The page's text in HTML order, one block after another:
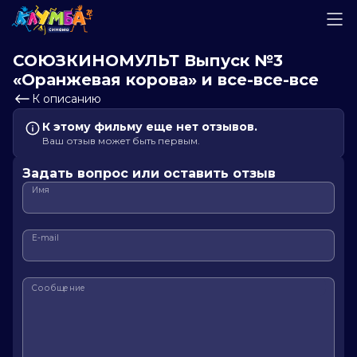
СОЮЗКИНОМУЛЬТ Выпуск №3
«Оранжевая корова» и все-все-все
К описанию
К этому фильму еще нет отзывов.
Ваш отзыв может быть первым.
Задать вопрос или оставить отзыв
Имя
E-mail
Сообщение